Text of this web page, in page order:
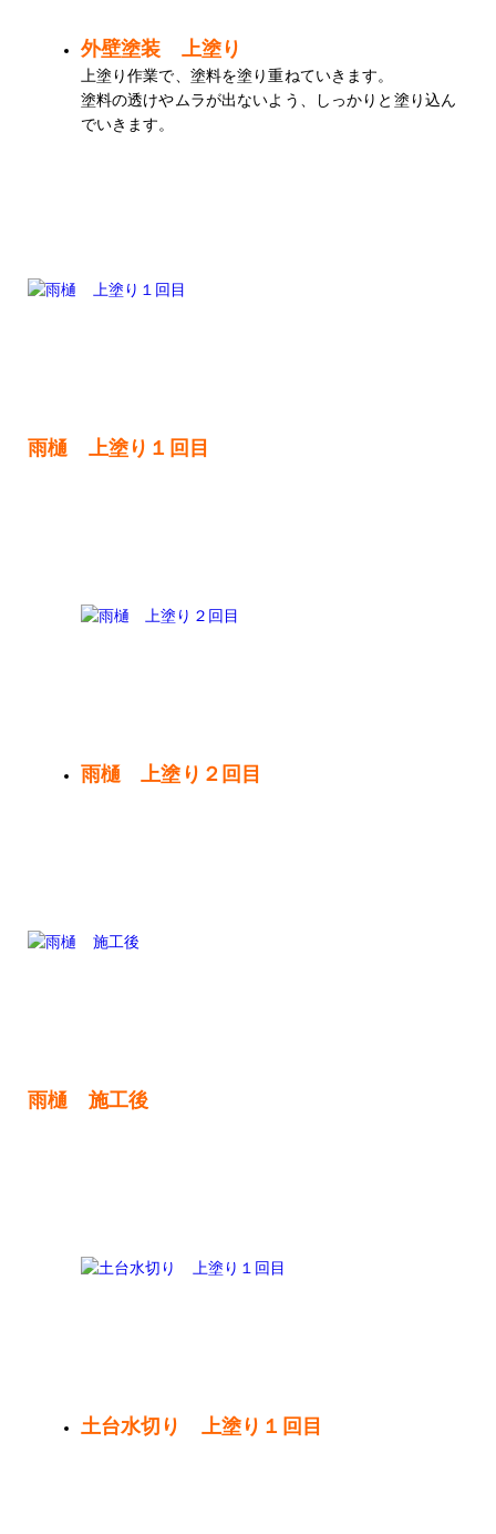
外壁塗装 上塗り
上塗り作業で、塗料を塗り重ねていきます。
塗料の透けやムラが出ないよう、しっかりと塗り込ん
でいきます。
雨樋 上塗り１回目
雨樋 上塗り２回目
雨樋 施工後
土台水切り 上塗り１回目